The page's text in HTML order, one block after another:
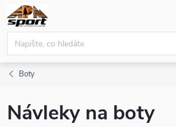
Přejít
na
obsah
Boty
Návleky na boty